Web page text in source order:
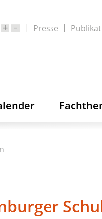
Presse